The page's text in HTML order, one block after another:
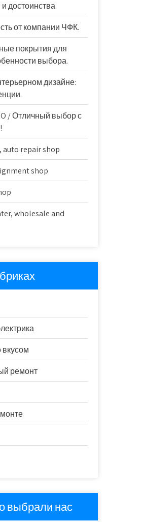
достоинства.
от компании ЧФК.
покрытия для
выбора.
дизайне:
/ Отличный выбор с
auto repair shop
shop
wholesale and
вкусом
ремонт
выбрали нас